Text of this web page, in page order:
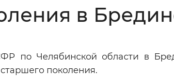
монохромный Синий
в
по Челябинской области в
поколения.